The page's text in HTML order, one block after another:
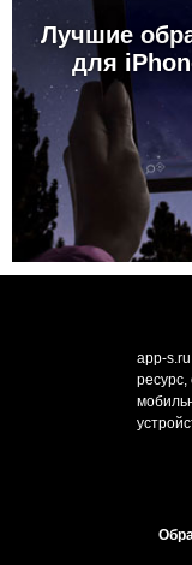
Лучшие
для
app-